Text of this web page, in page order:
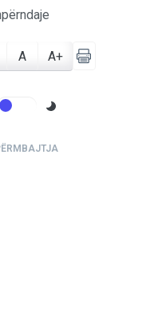
A A+